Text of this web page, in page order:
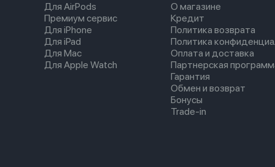
Для AirPods
Премиум сервис
Для iPhone
Для iPad
Для Mac
Для Apple Watch
О магазине
Кредит
Политика возврата
Политика
Оплата и доставка
Партнерская
Гарантия
Обмен и возврат
Бонусы
Trade-in